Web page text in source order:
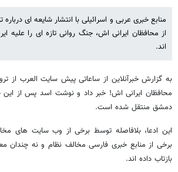
منابع خبری عربی و اسرائیلی با انتشار شایعه ای
از محافظان ایرانی اش، جنگ روانی تازه ای را علیه
اند.
به گزارش خبرآنلاین از ساعاتی پیش سایت العرب از
محافظان ایرانی اش! خبر داد و نوشت اسد پس از این
دمشق منتقل شده است.
این ادعا، بلافاصله توسط برخی از وب سایت های
برخی از منابع خبری فارسی مخالف نظام و نه چندان
بازتاب داده اند.